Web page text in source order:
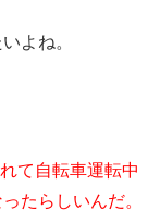
よね。
て自転車運転中
たらしいんだ。